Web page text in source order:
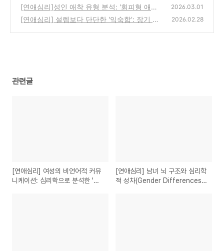
존감 도둑’ 습관 3가지
(0)
[연애심리]성인 애착 유형 분석: '회피형 애
착'의 심리적 메커니즘과 관계 유지 전략
(1)
2026.03.01
[연애심리] 설렘보다 단단한 '익숙함': 장기 연
2026.02.28
관련글
[연애심리] 여성의 비언어적 커뮤
니케이션: 심리학으로 분석한 '간
[연애심리] 남녀 뇌 구조와 심리학
적 성차(Gender Differences):